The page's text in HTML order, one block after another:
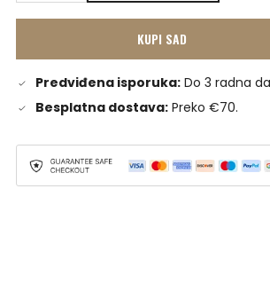
KUPI SAD
Predviđena isporuka: Do 3 radna
Besplatna dostava: Preko €70.